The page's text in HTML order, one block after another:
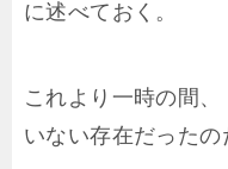
に述べておく。
これより一時の間
いない存在だった